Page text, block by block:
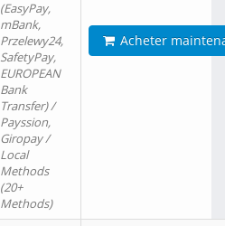
(EasyPay,
mBank,
Przelewy24,
SafetyPay,
EUROPEAN
Bank
Transfer) /
Payssion,
Giropay /
Local
Methods
(20+
Methods)
Acheter